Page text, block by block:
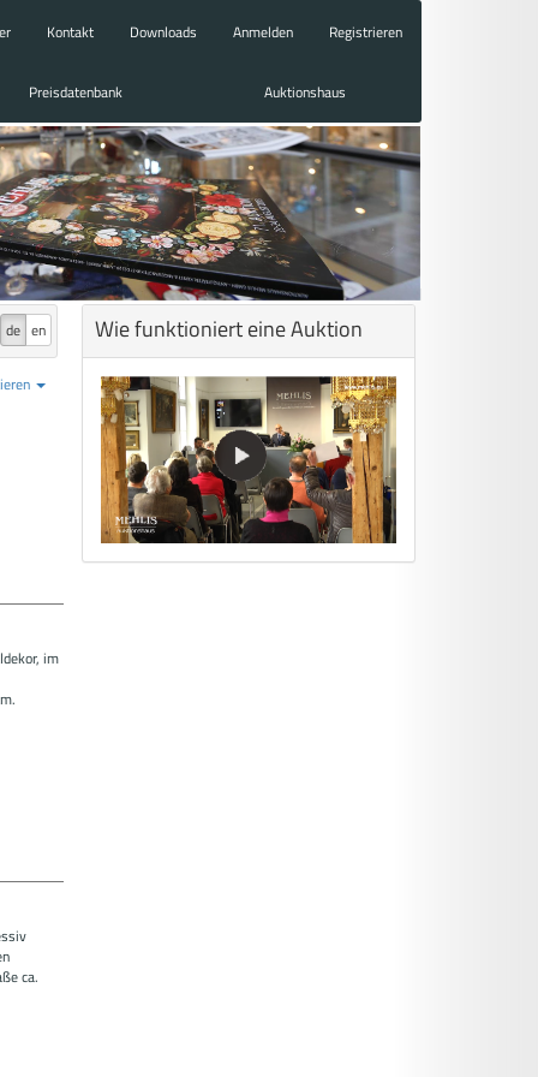
Kontakt Downloads Anmelden Registrieren
Preisdatenbank Auktionshaus
de en
im
ca.
Wie funktioniert eine Auktion